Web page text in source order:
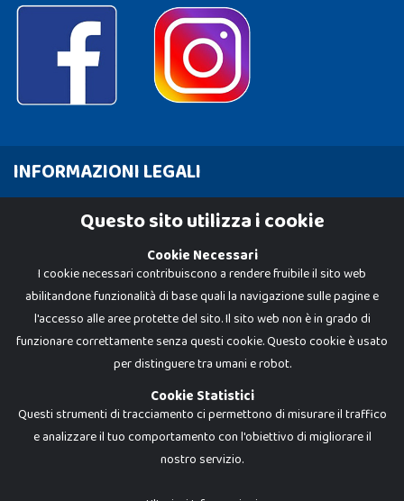
INFORMAZIONI LEGALI
Cookie Policy
Dadi e Mattoncini è un brand di Giocabene Srl. Ogni riproduzione o utilizzo non
Questo sito utilizza i cookie
Cookie Necessari
I cookie necessari contribuiscono a rendere fruibile il sito web
abilitandone funzionalità di base quali la navigazione sulle pagine e
l'accesso alle aree protette del sito. Il sito web non è in grado di
funzionare correttamente senza questi cookie. Questo cookie è usato
per distinguere tra umani e robot.
Cookie Statistici
Questi strumenti di tracciamento ci permettono di misurare il traffico
e analizzare il tuo comportamento con l'obiettivo di migliorare il
nostro servizio.